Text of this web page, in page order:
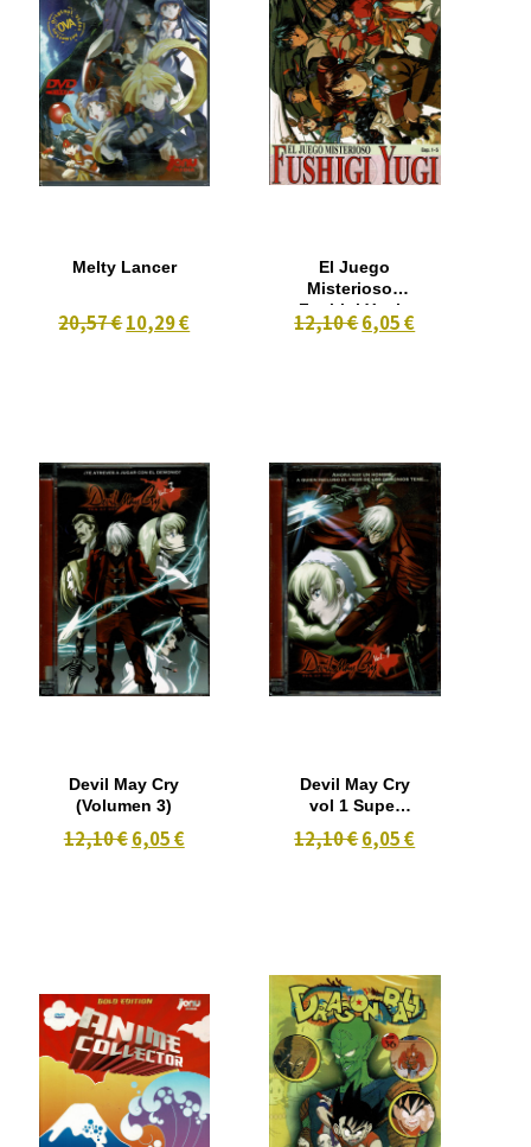
Melty Lancer
20,57 €10,29 €
El Juego
Misterioso :
Fushigi Yugi -
Cap 1-5
12,10 €6,05 €
Devil May Cry
(Volumen 3)
12,10 € 6,05 €
Devil May Cry
vol 1 Super
12,10 €6,05 €